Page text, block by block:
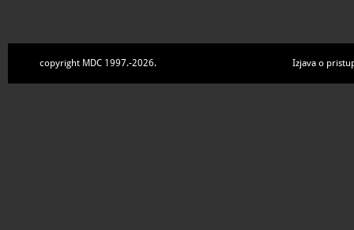
copyright MDC 1997.-2026. Izjava o